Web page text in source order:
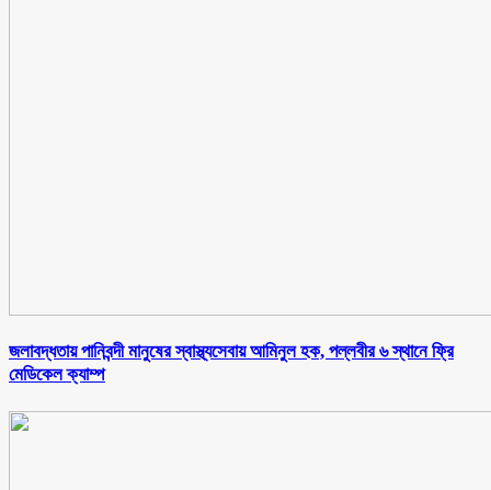
জলাবদ্ধতায় পানিবন্দী মানুষের স্বাস্থ্যসেবায় আমিনুল হক, পল্লবীর ৬ স্থানে ফ্রি
মেডিকেল ক্যাম্প